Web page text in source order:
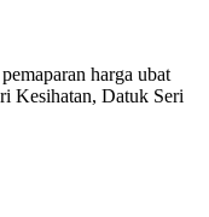
harga ubat
Kesihatan, Datuk Seri